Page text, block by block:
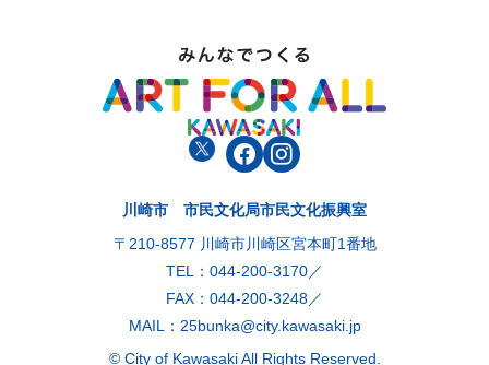
川崎市 市民文化局市民文化振興室
〒210-8577 川崎市川崎区宮本町1番地
TEL：044-200-3170／
FAX：044-200-3248／
MAIL：25bunka@city.kawasaki.jp
© City of Kawasaki All Rights Reserved.